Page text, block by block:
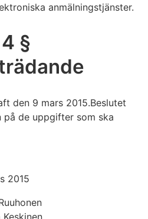
anmälningstjänster.
4 §
den 9 mars 2015.Beslutet
de uppgifter som ska
2015